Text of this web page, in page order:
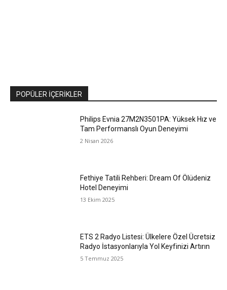
POPÜLER İÇERIKLER
Philips Evnia 27M2N3501PA: Yüksek Hız ve
Tam Performanslı Oyun Deneyimi
2 Nisan 2026
Fethiye Tatili Rehberi: Dream Of Ölüdeniz
Hotel Deneyimi
13 Ekim 2025
ETS 2 Radyo Listesi: Ülkelere Özel Ücretsiz
Radyo İstasyonlarıyla Yol Keyfinizi Artırın
5 Temmuz 2025